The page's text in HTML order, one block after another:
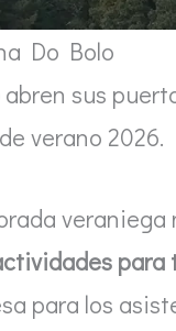
Do Bolo
abren sus
verano 2026.
para
para los